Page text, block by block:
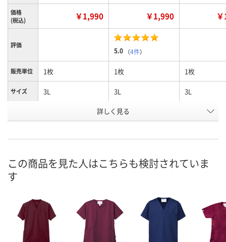
価格
(税込)
￥1,990 ￥1,990
評価
5.0 （4件）
販売単位 1枚 1枚 1枚
サイズ 3L 3L 3L
ダークネイビー ネイビー
号
お届け日
数量
カゴへ
数量
カゴへ カ
詳しく見る
この商品を見た人はこちらも検討されていま
す